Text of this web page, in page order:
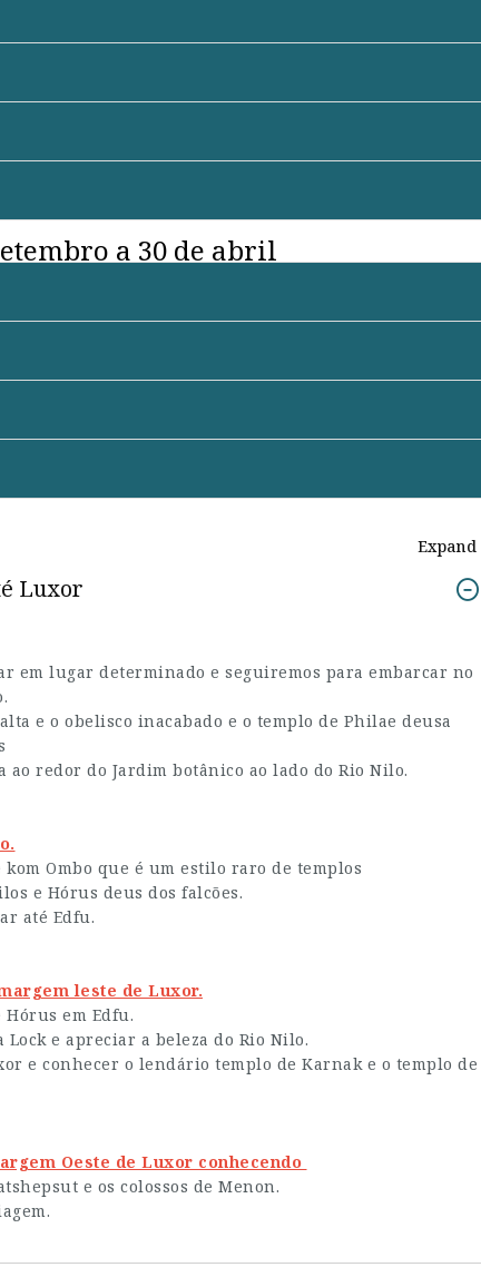
a 30 de abril
Luxor
em lugar determinado e seguiremos para embarcar no
e o obelisco inacabado e o templo de Philae deusa
ao redor do Jardim botânico ao lado do Rio Nilo.
Ombo que é um estilo raro de templos
e Hórus deus dos falcões.
até Edfu.
leste de Luxor.
em Edfu.
e apreciar a beleza do Rio Nilo.
e conhecer o lendário templo de Karnak e o templo de
Oeste de Luxor conhecendo
e os colossos de Menon.